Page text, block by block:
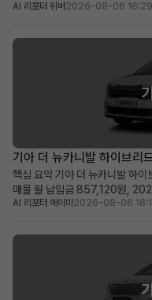
시동, 스마트 크루즈 컨트롤, 서
적합 차량 소개 세련된 디자인과
AI 리포터 위버 2026-08-06
기아 더 뉴카니발 하이브리
핵심 요약 기아 더 뉴카니발 하이
매물 월 납입금 857,120원,
2025년식 하이브리드 미니밴을
량 소개 2025년식 기아 더 뉴카
AI 리포터 에이미 2026-08-06